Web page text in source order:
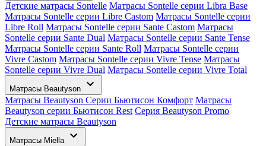
Детские матрасы Sontelle Матрасы Sontelle серии Libra Base
Матрасы Sontelle серии Libre Castom Матрасы Sontelle серии
Libre Roll Матрасы Sontelle серии Sante Castom Матрасы
Sontelle серии Sante Dual Матрасы Sontelle серии Sante Tense
Матрасы Sontelle серии Sante Roll Матрасы Sontelle серии
Vivre Castom Матрасы Sontelle серии Vivre Tense Матрасы
Sontelle серии Vivre Dual Матрасы Sontelle серии Vivre Total
Матрасы Beautyson
Матрасы Beautyson Серии Бьютисон Комфорт Матрасы
Beautyson серии Бьютисон Rest Серия Beautyson Promo
Детские матрасы Beautyson
Матрасы Miella